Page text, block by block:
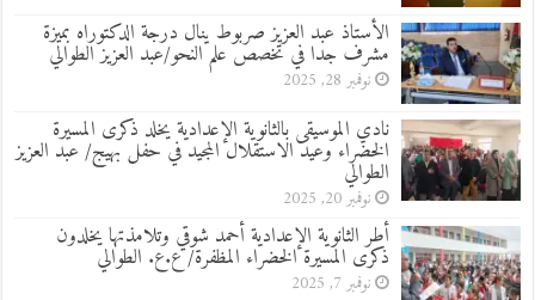
الأستاذ عبد العزيز صربوط ينال درجة الدكتوراه بميزة
مشرف جدا في تخصص علم النحو/عبد العزيز الطوالي
نوفمبر 28, 2025
نادي الموسيقى بالثانوية الإعدادية يخلد ذكرى المسيرة
الخضراء وعيد الاستقلال المجيد في حفل بهيج/ عبد العزيز
الطوالي
نوفمبر 20, 2025
أطر الثانوية الإعدادية أحمد شوقي وتلامذتها يخلدون
ذكرى المسيرة الخضراء المظفرة/ ع.ع. الطوالي
نوفمبر 7, 2025